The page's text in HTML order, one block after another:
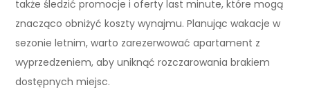
także śledzić promocje i oferty last minute, które mogą
znacząco obniżyć koszty wynajmu. Planując wakacje w
sezonie letnim, warto zarezerwować apartament z
wyprzedzeniem, aby uniknąć rozczarowania brakiem
dostępnych miejsc.